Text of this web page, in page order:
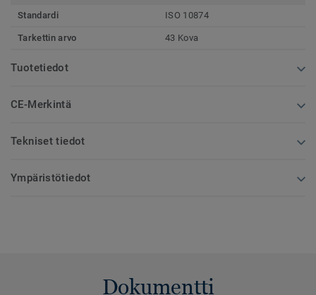
Standardi ISO 10874
Tarkettin arvo 43 Kova
Tuotetiedot
CE-Merkintä
Tekniset tiedot
Ympäristötiedot
Dokumentti